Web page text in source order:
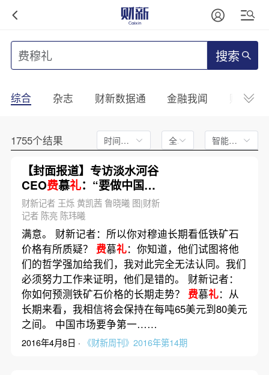
搜索
综合 杂志 财新数据通 金融我闻 财新
1755个结果 时间不限 全文 智能排序
【封面报道】专访淡水河谷
CEO费慕礼：“要做中国最
大的铁矿石供应商”
财新记者 王烁 黄凯茜 鲁晓曦 图|财新
记者 陈亮 陈玮曦
满意。 财新记者：所以你对穆迪长期看低铁矿石
价格有所质疑？ 费慕礼：你知道，他们试图将他
们的哲学强加给我们，我对此完全无法认同。我们
必须努力工作来证明，他们是错的。 财新记者：
你如何预测铁矿石价格的长期走势？ 费慕礼：从
长期来看，我相信将会保持在每吨65美元到80美元
之间。 中国市场要争第一……
2016年4月8日 · 《财新周刊》2016年第14期